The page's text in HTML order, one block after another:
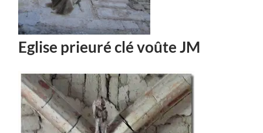
Eglise prieuré clé voûte JM